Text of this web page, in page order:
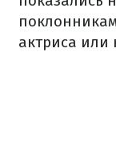
актриса или